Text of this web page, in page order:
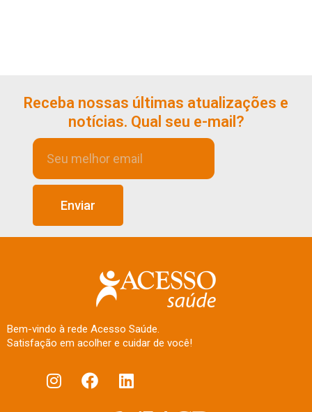
Receba nossas últimas atualizações e
notícias. Qual seu e-mail?
Enviar
Bem-vindo à rede Acesso Saúde.
Satisfação em acolher e cuidar de você!